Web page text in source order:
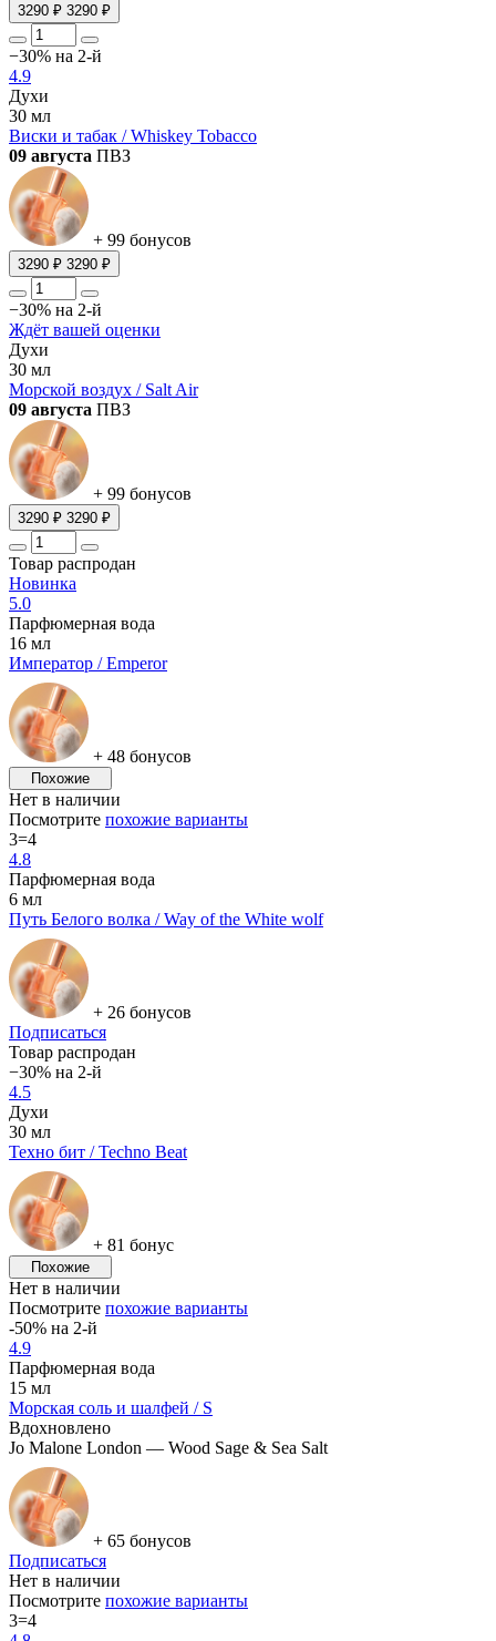
3290 ₽ 3290 ₽
−30% на 2-й
4.9
Духи
30 мл
Виски и табак / Whiskey Tobacco
09 августа ПВЗ
+ 99 бонусов
3290 ₽ 3290 ₽
−30% на 2-й
Ждёт вашей оценки
Духи
30 мл
Морской воздух / Salt Air
09 августа ПВЗ
+ 99 бонусов
3290 ₽ 3290 ₽
Товар распродан
Новинка
5.0
Парфюмерная вода
16 мл
Император / Emperor
+ 48 бонусов
Похожие
Нет в наличии
Посмотрите похожие варианты
3=4
4.8
Парфюмерная вода
6 мл
Путь Белого волка / Way of the White wolf
+ 26 бонусов
Подписаться
Товар распродан
−30% на 2-й
4.5
Духи
30 мл
Техно бит / Techno Beat
+ 81 бонус
Похожие
Нет в наличии
Посмотрите похожие варианты
-50% на 2-й
4.9
Парфюмерная вода
15 мл
Морская соль и шалфей / S
Вдохновлено
Jo Malone London — Wood Sage & Sea Salt
+ 65 бонусов
Подписаться
Нет в наличии
Посмотрите похожие варианты
3=4